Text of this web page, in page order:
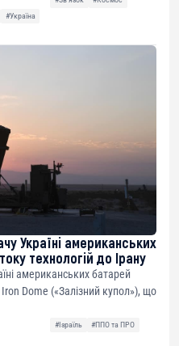
#Україна
Україні американських
технологій до Ірану
американських батарей
Dome («Залізний купол»), що
#Ізраїль
#ППО та ПРО